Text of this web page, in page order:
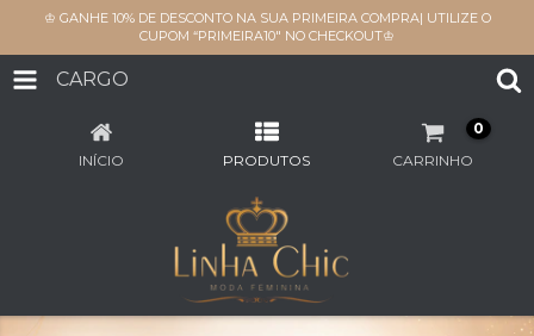
♔ GANHE 10% DE DESCONTO NA SUA PRIMEIRA COMPRA| UTILIZE O
CUPOM “PRIMEIRA10" NO CHECKOUT♔
CARGO
INÍCIO PRODUTOS CARRINHO
0